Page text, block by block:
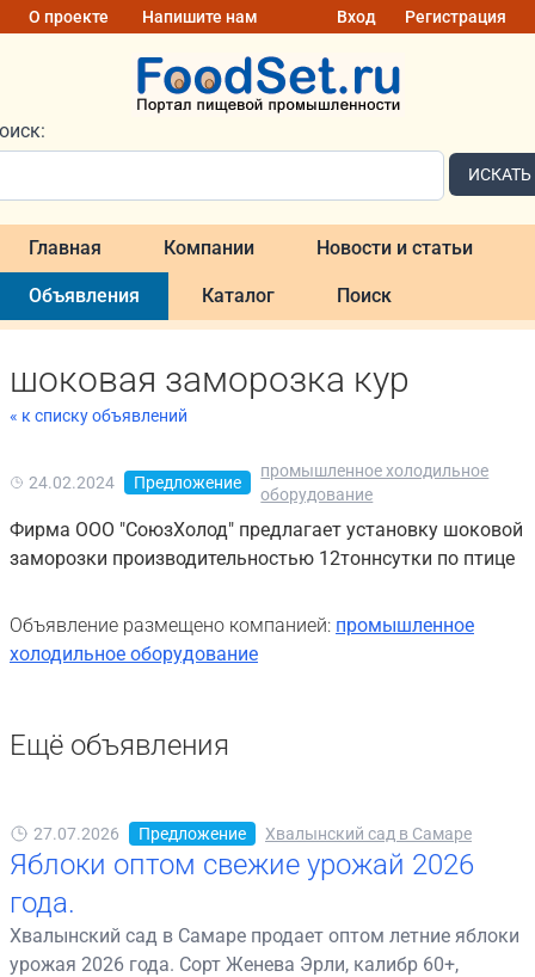
О проекте Напишите нам Вход Регистрация
ИСКАТЬ
Главная Компании Новости и статьи
Объявления Каталог Поиск
шоковая заморозка кур
« к списку объявлений
24.02.2024 Предложение
промышленное холодильное
оборудование
Фирма ООО "СоюзХолод" предлагает установку шоковой
заморозки производительностью 12тоннсутки по птице
Объявление размещено компанией: промышленное
холодильное оборудование
Ещё объявления
27.07.2026 Предложение Хвалынский сад в Самаре
Яблоки оптом свежие урожай 2026
года.
Хвалынский сад в Самаре продает оптом летние яблоки
урожая 2026 года. Сорт Женева Эрли, калибр 60+,